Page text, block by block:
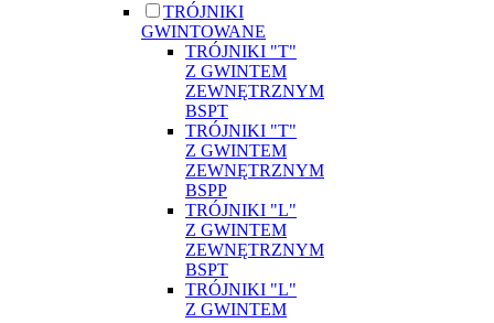
TRÓJNIKI
GWINTOWANE
TRÓJNIKI "T"
Z GWINTEM
ZEWNĘTRZNYM
BSPT
TRÓJNIKI "T"
Z GWINTEM
ZEWNĘTRZNYM
BSPP
TRÓJNIKI "L"
Z GWINTEM
ZEWNĘTRZNYM
BSPT
TRÓJNIKI "L"
Z GWINTEM